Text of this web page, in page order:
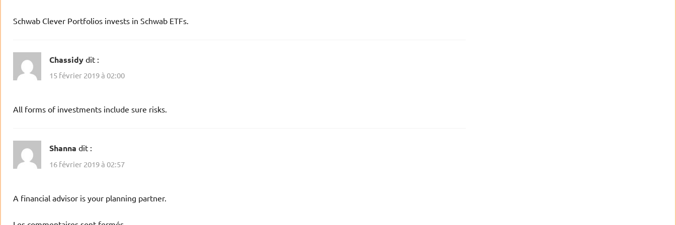
Schwab Clever Portfolios invests in Schwab ETFs.
Chassidy dit :
15 février 2019 à 02:00
All forms of investments include sure risks.
Shanna dit :
16 février 2019 à 02:57
A financial advisor is your planning partner.